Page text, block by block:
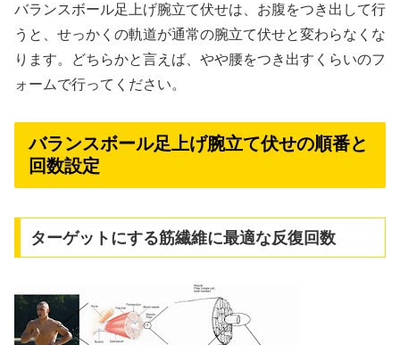
バランスボール足上げ腕立て伏せは、お腹をつき出して行
うと、せっかくの軌道が通常の腕立て伏せと変わらなくな
ります。どちらかと言えば、やや腰をつき出すくらいのフ
ォームで行ってください。
バランスボール足上げ腕立て伏せの順番と
回数設定
ターゲットにする筋繊維に最適な反復回数